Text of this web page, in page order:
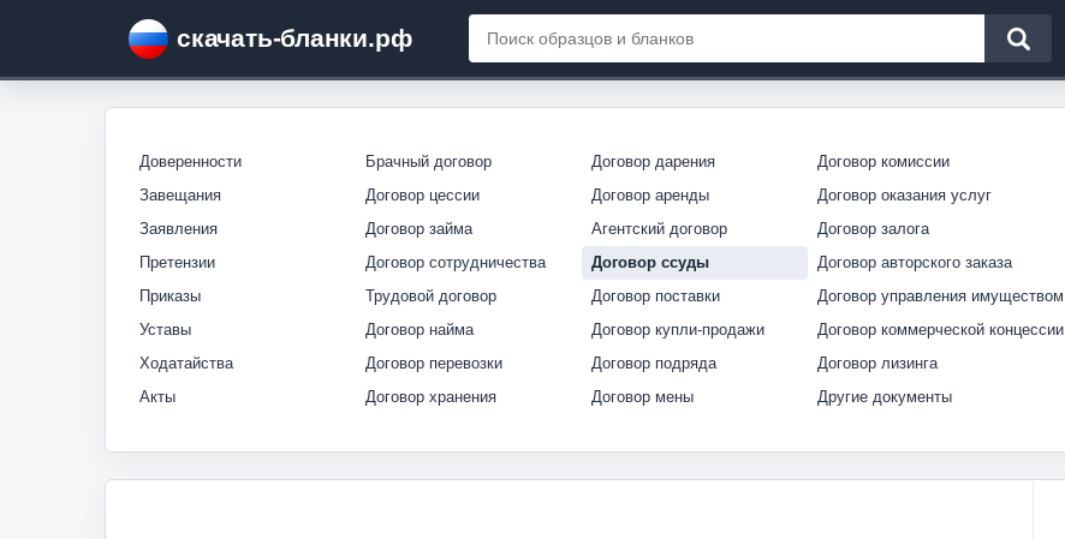
скачать-бланки.рф
Доверенности
Завещания
Заявления
Претензии
Приказы
Уставы
Ходатайства
Акты
Брачный договор
Договор цессии
Договор займа
Договор сотрудничества
Трудовой договор
Договор найма
Договор перевозки
Договор хранения
Договор дарения
Договор аренды
Агентский договор
Договор ссуды
Договор поставки
Договор купли-продажи
Договор подряда
Договор мены
Договор комиссии
Договор оказания услуг
Договор залога
Договор авторского заказа
Договор управления имуществом
Договор коммерческой концессии
Договор лизинга
Другие документы